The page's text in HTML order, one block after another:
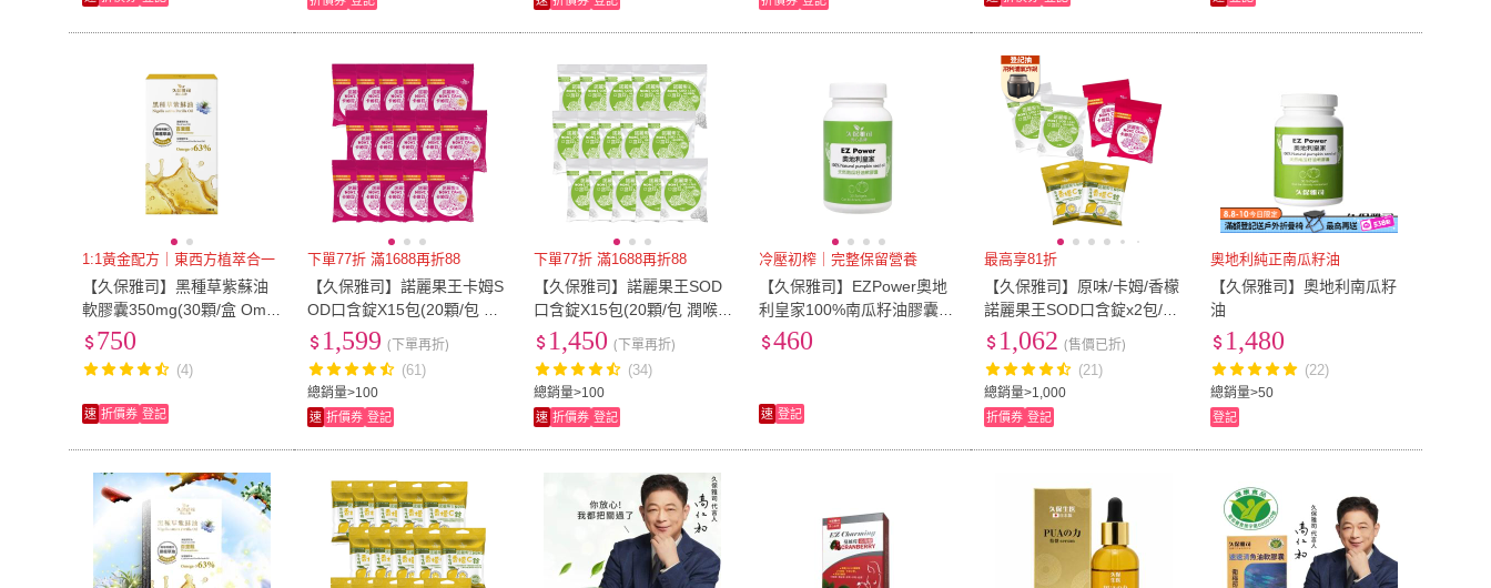
1:1黃金配方｜東西方植萃合一
【久保雅司】黑種草紫蘇油
軟膠囊350mg(30顆/盒 Ome
ga-3 63% 奧地利原生種)
750
(4)
速 折價券 登記
下單77折 滿1688再折88
【久保雅司】諾麗果王卡姆S
OD口含錠X15包(20顆/包 潤
喉 維生素C)
總銷量>100
1,599 (下單再折)
(61)
速 折價券 登記
下單77折 滿1688再折88
【久保雅司】諾麗果王SOD
口含錠X15包(20顆/包 潤喉
生津止渴)
總銷量>100
1,450 (下單再折)
(34)
速 折價券 登記
冷壓初榨｜完整保留營養
【久保雅司】EZPower奧地
利皇家100%南瓜籽油膠囊(3
0粒/瓶)
460
速 登記
最高享81折
【久保雅司】原味/卡姆/香檬
諾麗果王SOD口含錠x2包/組
x5組(共10包)
總銷量>1,000
1,062 (售價已折)
(21)
折價券 登記
奧地利純正南瓜籽油
【久保雅司】奧地利南瓜籽
油
總銷量>50
1,480
(22)
登記